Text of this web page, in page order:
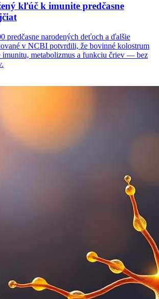
kľúč k imunite predčasne
predčasne narodených deťoch a ďalšie
v NCBI potvrdili, že bovinné kolostrum
imunitu, metabolizmus a funkciu čriev — bez